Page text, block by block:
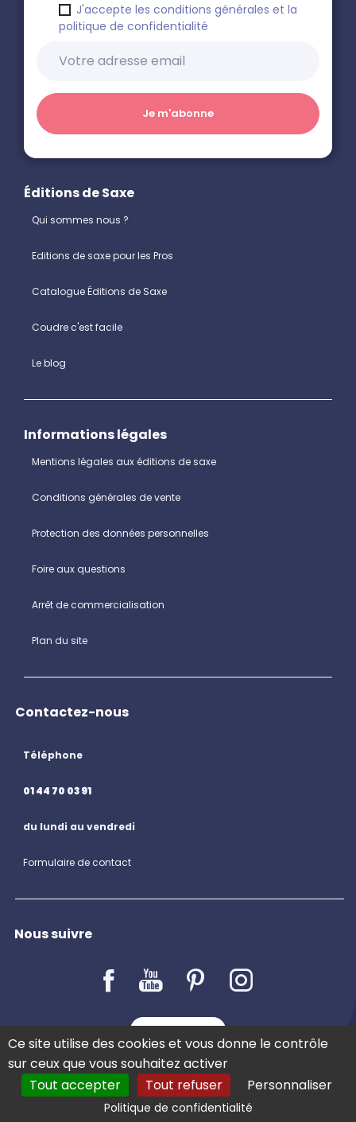
COMMANDER
J'accepte les conditions générales et la
politique de confidentialité
Éditions de Saxe
Qui sommes nous ?
Editions de saxe pour les Pros
Catalogue Éditions de Saxe
Coudre c'est facile
Le blog
Informations légales
Mentions légales aux éditions de saxe
Conditions générales de vente
Protection des données personnelles
Foire aux questions
Arrêt de commercialisation
Plan du site
Contactez-nous
Téléphone
01 44 70 03 91
du lundi au vendredi
Formulaire de contact
Nous suivre
LE BLOG
Ce site utilise des cookies et vous donne le contrôle
sur ceux que vous souhaitez activer
Tout accepter
Tout refuser Personnaliser
Politique de confidentialité